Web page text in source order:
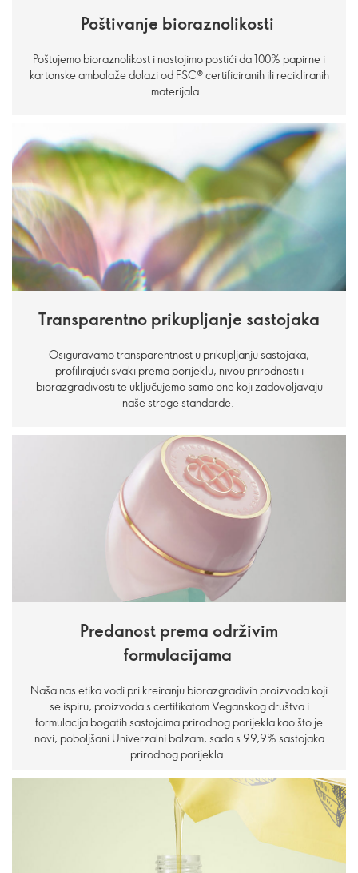
Poštivanje bioraznolikosti
Poštujemo bioraznolikost i nastojimo postići da 100% papirne i
kartonske ambalaže dolazi od FSC® certificiranih ili recikliranih
materijala.
Transparentno prikupljanje sastojaka
Osiguravamo transparentnost u prikupljanju sastojaka,
profilirajući svaki prema porijeklu, nivou prirodnosti i
biorazgradivosti te uključujemo samo one koji zadovoljavaju
naše stroge standarde.
Predanost prema održivim
formulacijama
Naša nas etika vodi pri kreiranju biorazgradivih proizvoda koji
se ispiru, proizvoda s certifikatom Veganskog društva i
formulacija bogatih sastojcima prirodnog porijekla kao što je
novi, poboljšani Univerzalni balzam, sada s 99,9% sastojaka
prirodnog porijekla.